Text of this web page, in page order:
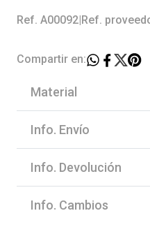
Ref. A00092 Ref.
Compartir en:
Material
Info. Envío
Info. Devolución
Info. Cambios